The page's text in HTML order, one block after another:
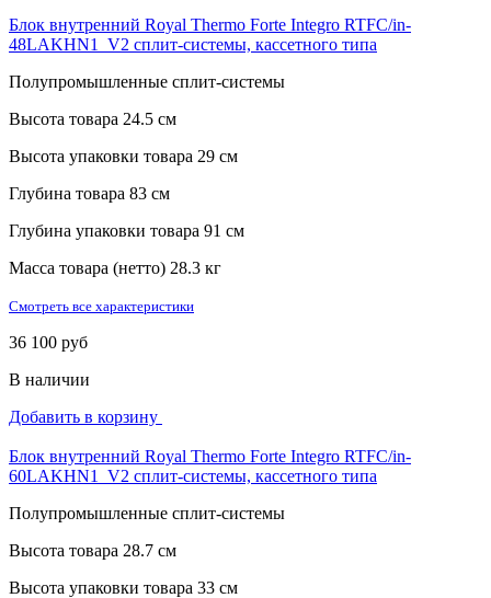
Блок внутренний Royal Thermo Forte Integro RTFC/in-
48LAKHN1_V2 сплит-системы, кассетного типа
Полупромышленные сплит-системы
Высота товара 24.5 см
Высота упаковки товара 29 см
Глубина товара 83 см
Глубина упаковки товара 91 см
Масса товара (нетто) 28.3 кг
Смотреть все характеристики
36 100 руб
В наличии
Добавить в корзину
Блок внутренний Royal Thermo Forte Integro RTFC/in-
60LAKHN1_V2 сплит-системы, кассетного типа
Полупромышленные сплит-системы
Высота товара 28.7 см
Высота упаковки товара 33 см